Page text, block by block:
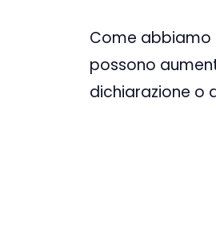
Come abbiamo
possono
dichiarazione o